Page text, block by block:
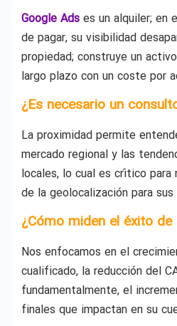
Google Ads es un alquiler; en
de pagar, su visibilidad
propiedad; construye un
largo plazo con un coste por
¿Es necesario un
La proximidad permite
mercado regional y las
locales, lo cual es crítico para
de la geolocalización para
¿Cómo miden el éxito
Nos enfocamos en el
cualificado, la reducción del
fundamentalmente, el
finales que impactan en su